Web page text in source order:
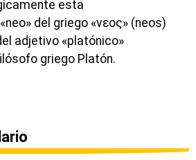
esta
del griego «νεος» (neos)
adjetivo «platónico»
griego Platón.